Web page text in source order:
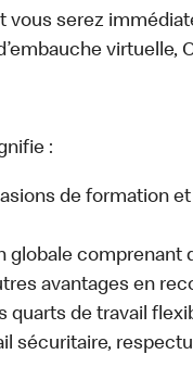
vous serez
virtuelle,
:
de formation
globale comprenant
avantages en
quarts de travail
sécuritaire,